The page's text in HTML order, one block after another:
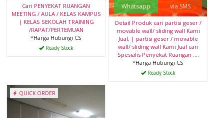
Cari PENYEKAT RUANGAN
MEETING / AULA / KELAS KAMPUS
| KELAS SEKOLAH TRAINING
/RAPAT/PERTEMUAN
*Harga Hubungi CS
Ready Stock
Whatsapp via SMS
Detail Produk cari partisi geser /
movable wall/ sliding wall Kami
Jual, | partisi geser / movable
wall/ sliding wall Kami Jual cari
Spesialis Penyekat Ruangan ....
*Harga Hubungi CS
Ready Stock
QUICK ORDER